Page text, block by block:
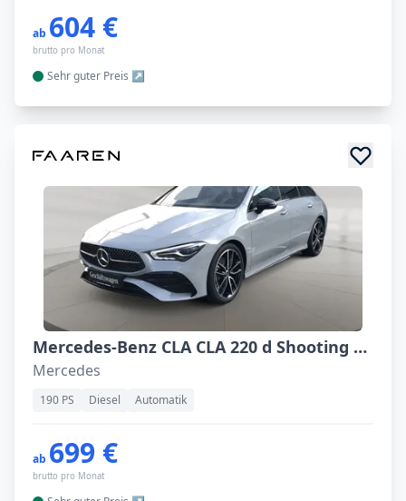
ab 604 €
brutto pro Monat
Sehr guter Preis
Mercedes-Benz CLA CLA 220 d Shooting Brake
Mercedes
190 PS Diesel Automatik
ab 699 €
brutto pro Monat